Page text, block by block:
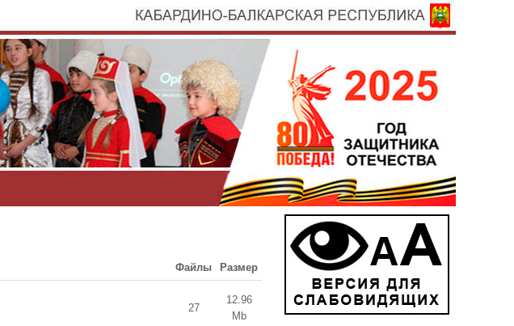
Файлы Размер
27
12.96
Mb